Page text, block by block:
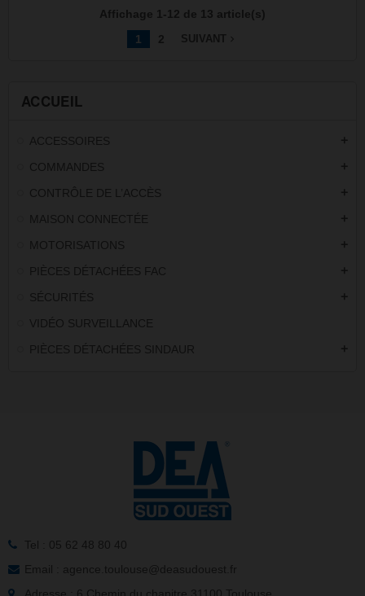
ACCUEIL
ACCESSOIRES add
COMMANDES add
CONTRÔLE DE L’ACCÈS add
MAISON CONNECTÉE add
MOTORISATIONS add
PIÈCES DÉTACHÉES FAC add
SÉCURITÉS add
VIDÉO SURVEILLANCE
PIÈCES DÉTACHÉES SINDAUR
add
Affichage 1-12 de 13 article(s)
1
2 SUIVANT
Tel : 05 62 48 80 40
Email : agence.toulouse@deasudouest.fr